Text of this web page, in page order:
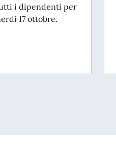
i dipendenti per
17 ottobre.